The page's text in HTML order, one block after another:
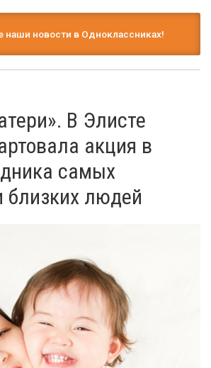
новости в Одноклассниках!
В Элисте
акция в
самых
людей